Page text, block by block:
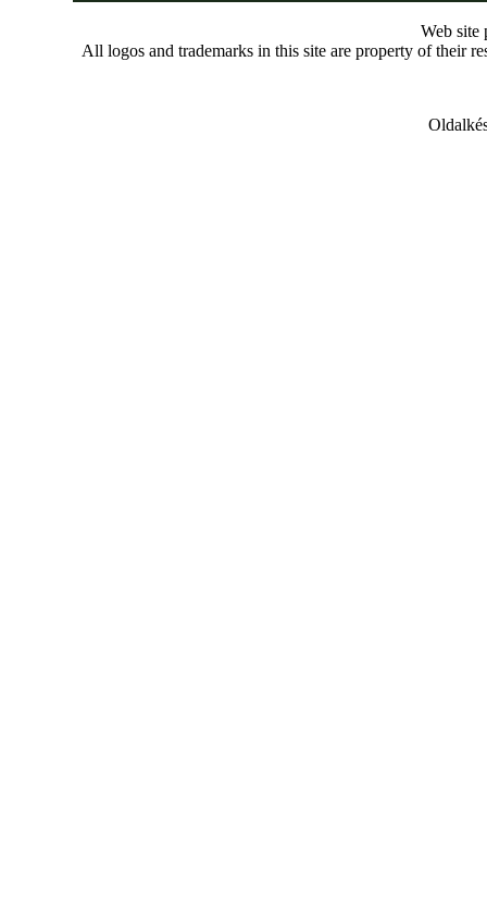
Web site
All logos and trademarks in this site are property of their